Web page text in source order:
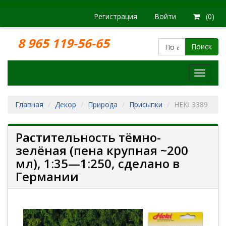
Регистрация Войти (0)
8 965 119-56-65 Поиск
Модели
Главная
Декор Природа Присыпки HEKI 3389
Растительность тёмно-
зелёная (пена крупная ~200
мл), 1:35—1:250, сделано в
Германии